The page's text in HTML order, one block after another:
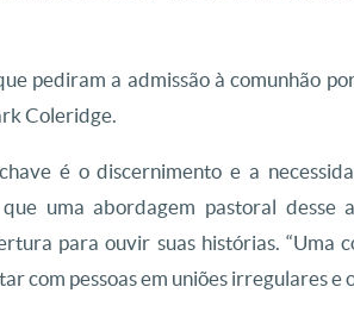
pediram a admissão à comunhão
Coleridge.
é o discernimento e a
uma abordagem pastoral desse
para ouvir suas histórias. “Uma
com pessoas em uniões irregulares e